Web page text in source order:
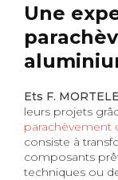
Une
Ets F.
leurs projets
parachèvement
consiste à
composants
techniques ou